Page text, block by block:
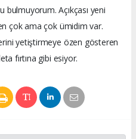
bulmuyorum. Açıkçası yeni
çok ama çok ümidim var.
yetiştirmeye özen gösteren
fırtına gibi esiyor.